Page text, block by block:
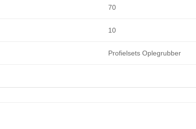
70
10
Profielsets Oplegrubber